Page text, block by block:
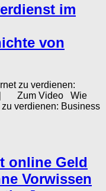
im
von
zu verdienen:
Zum Video Wie
verdienen: Business
online Geld
Vorwissen